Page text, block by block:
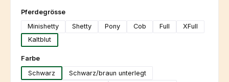
Pferdegrösseauswählen
Minishetty
Shetty Pony Cob Full
XFull
Kaltblut
Farbeauswählen
Schwarz
Schwarz/braun unterlegt